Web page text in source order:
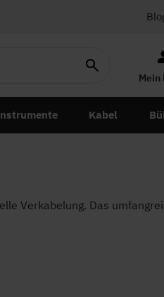
Mein
Kabel
Verkabelung. Das